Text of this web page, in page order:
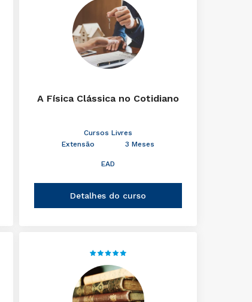
A Física Clássica no Cotidiano
Cursos Livres
Extensão
3 Meses
EAD
Detalhes do curso